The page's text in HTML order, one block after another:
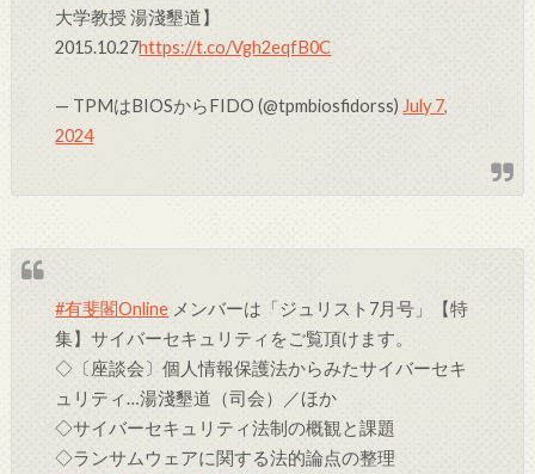
大学教授 湯淺墾道】
2015.10.27https://t.co/Vgh2eqfB0C
— TPMはBIOSからFIDO (@tpmbiosfidorss) July 7,
2024
#有斐閣Online メンバーは「ジュリスト7月号」【特
集】サイバーセキュリティをご覧頂けます。
◇〔座談会〕個人情報保護法からみたサイバーセキ
ュリティ…湯淺墾道（司会）／ほか
◇サイバーセキュリティ法制の概観と課題
◇ランサムウェアに関する法的論点の整理